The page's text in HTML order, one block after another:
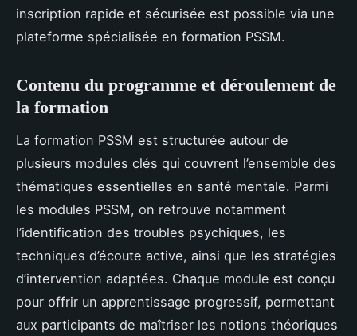
inscription rapide et sécurisée est possible via une
plateforme spécialisée en formation PSSM.
Contenu du programme et déroulement de
la formation
La formation PSSM est structurée autour de
plusieurs modules clés qui couvrent l’ensemble des
thématiques essentielles en santé mentale. Parmi
les modules PSSM, on retrouve notamment
l’identification des troubles psychiques, les
techniques d’écoute active, ainsi que les stratégies
d’intervention adaptées. Chaque module est conçu
pour offrir un apprentissage progressif, permettant
aux participants de maîtriser les notions théoriques